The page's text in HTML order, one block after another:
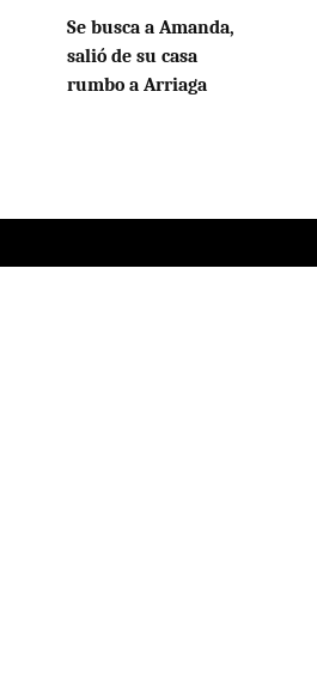
Se busca a Amanda,
salió de su casa
rumbo a Arriaga